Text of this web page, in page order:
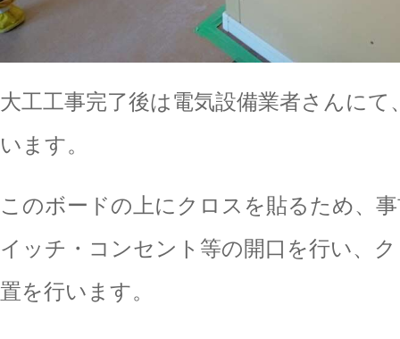
大工工事完了後は電気設備業者さんに
います。
このボードの上にクロスを貼るため、
イッチ・コンセント等の開口を行い、
置を行います。